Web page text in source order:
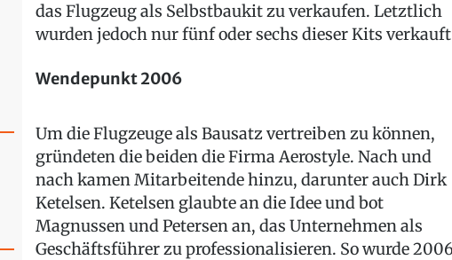
das Flugzeug als Selbstbaukit zu verkaufen. Letztlich
wurden jedoch nur fünf oder sechs dieser Kits
Wendepunkt 2006
Um die Flugzeuge als Bausatz vertreiben zu können,
gründeten die beiden die Firma Aerostyle. Nach und
nach kamen Mitarbeitende hinzu, darunter auch Dirk
Ketelsen. Ketelsen glaubte an die Idee und bot
Magnussen und Petersen an, das Unternehmen als
Geschäftsführer zu professionalisieren. So wurde